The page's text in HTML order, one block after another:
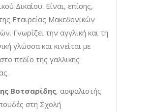
Δικαίου. Είναι, επίσης,
Εταιρείας Μακεδονικών
Γνωρίζει την αγγλική και τη
γλώσσα και κινείται με
πεδίο της γαλλικής
Βοτσαρίδης, ασφαλιστής
στη Σχολή